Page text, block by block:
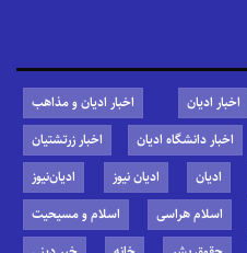
اخبار ادیان
اخبار ادیان و مذاهب
اخبار دانشگاه ادیان
اخبار زرتشتیان
ادیان ادیان نیوز
ادیان‌نیوز
اسلام هراسی
اسلام و مسیحیت